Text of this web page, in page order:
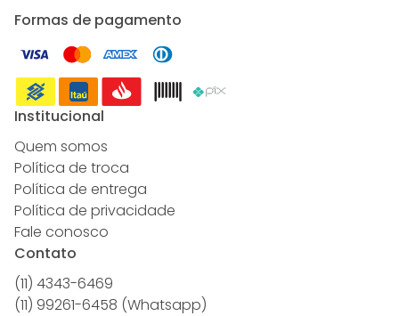
Formas de pagamento
Institucional
Quem somos
Política de troca
Política de entrega
Política de privacidade
Fale conosco
Contato
(11) 4343-6469
(11) 99261-6458 (Whatsapp)